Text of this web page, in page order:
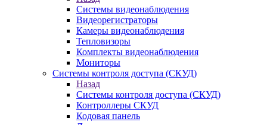
Системы видеонаблюдения
Видеорегистраторы
Камеры видеонаблюдения
Тепловизоры
Комплекты видеонаблюдения
Мониторы
Системы контроля доступа (СКУД)
Назад
Системы контроля доступа (СКУД)
Контроллеры СКУД
Кодовая панель